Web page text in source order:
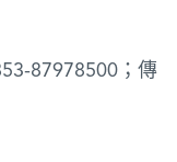
87978500；傳